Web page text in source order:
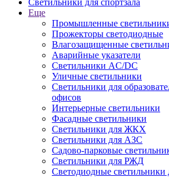
Светильники для спортзала
Еще
Промышленные
Прожекторы светодиодные
Влагозащищенные
Аварийные указатели
Светильники AC/DC
Уличные светильники
Светильники для
офисов
Интерьерные светильники
Фасадные светильники
Светильники для ЖКХ
Светильники для АЗС
Садово-парковые
Светильники для РЖД
Светодиодные светильники